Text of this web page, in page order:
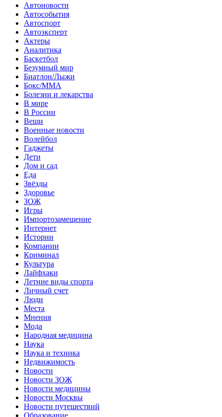
Автоновости
Автособытия
Автоспорт
Автоэксперт
Актеры
Аналитика
Баскетбол
Безумный мир
Биатлон/Лыжи
Бокс/MMA
Болезни и лекарства
В мире
В России
Вещи
Военные новости
Волейбол
Гаджеты
Дети
Дом и сад
Еда
Звёзды
Здоровье
ЗОЖ
Игры
Импортозамещение
Интернет
Истории
Компании
Криминал
Культура
Лайфхаки
Летние виды спорта
Личный счет
Люди
Места
Мнения
Мода
Народная медицина
Наука
Наука и техника
Недвижимость
Новости
Новости ЗОЖ
Новости медицины
Новости Москвы
Новости путешествий
Образование